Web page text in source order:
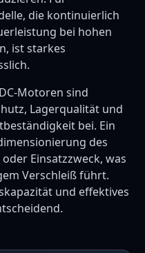
die kontinuierlich
bei hohen
ist starkes
Motoren sind
Lagerqualität und
bei. Ein
des
Einsatzzweck, was
Verschleiß führt.
und effektives